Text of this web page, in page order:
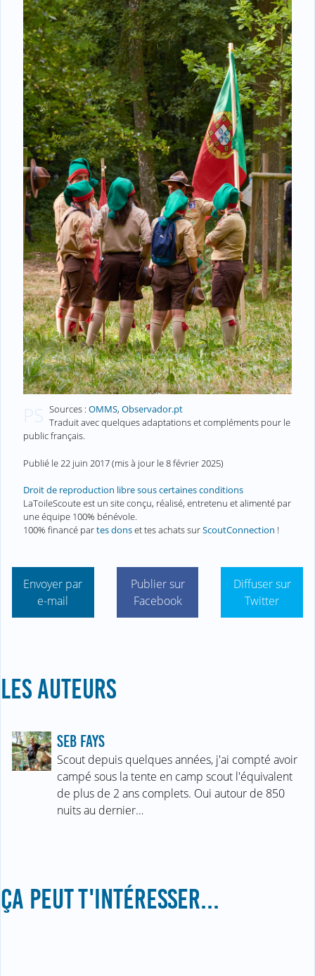
PS Sources : OMMS, Observador.pt
Traduit avec quelques adaptations et compléments pour le
public français.
Publié le 22 juin 2017(mis à jour le8 février 2025)
Droit de reproduction libre sous certaines conditions
LaToileScoute est un site conçu, réalisé, entretenu et alimenté par
une équipe 100% bénévole.
100% financé partes donset tes achats surScoutConnection !
Envoyer par
e-mail
Publier sur
Facebook
Diffuser sur
Twitter
LES AUTEURS
SEB FAYS
Scout depuis quelques années, j'ai compté avoir
campé sous la tente en camp scout l'équivalent
de plus de 2 ans complets. Oui autour de 850
nuits au dernier…
ÇA PEUT T'INTÉRESSER...